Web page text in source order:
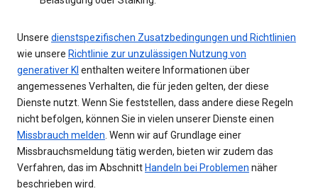
Unsere dienstspezifischen Zusatzbedingungen und Richtlinien
wie unsere Richtlinie zur unzulässigen Nutzung von
generativer KI enthalten weitere Informationen über
angemessenes Verhalten, die für jeden gelten, der diese
Dienste nutzt. Wenn Sie feststellen, dass andere diese Regeln
nicht befolgen, können Sie in vielen unserer Dienste einen
Missbrauch melden. Wenn wir auf Grundlage einer
Missbrauchsmeldung tätig werden, bieten wir zudem das
Verfahren, das im Abschnitt Handeln bei Problemen näher
beschrieben wird.